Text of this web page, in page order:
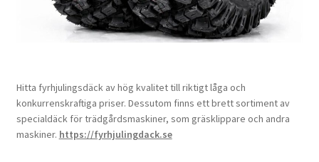
Hitta fyrhjulingsdäck av hög kvalitet till riktigt låga och
konkurrenskraftiga priser. Dessutom finns ett brett sortiment av
specialdäck för trädgårdsmaskiner, som gräsklippare och andra
maskiner. https://fyrhjulingdack.se